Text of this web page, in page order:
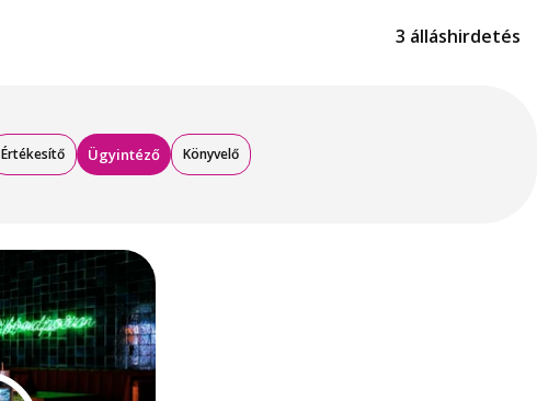
3 álláshirdetés
Értékesítő Ügyintéző Könyvelő